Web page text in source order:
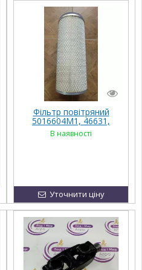
Фільтр повітряний
5016604M1, 46631,
PA2539, P525944,
9846495 до техніки
В наявності
Уточнити ціну